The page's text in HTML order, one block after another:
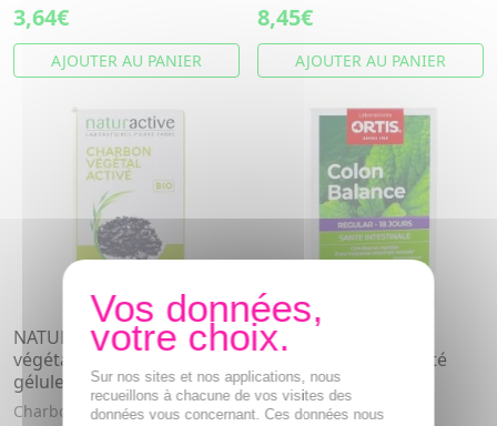
3,64€
AJOUTER AU PANIER
8,45€
AJOUTER AU PANIER
NATURACTIVE Charbon
végétal activé bio x20
gélules
Charbon végétal
ORTIS Colon Balance
Regular 18 jours Santé
intestinale 36 + 18
comprimés
Sur nos sites et nos applications, nous
recueillons à chacune de vos visites des
données vous concernant. Ces données nous